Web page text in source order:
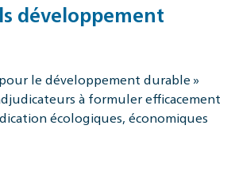
développement
le développement durable »
à formuler efficacement
écologiques, économiques